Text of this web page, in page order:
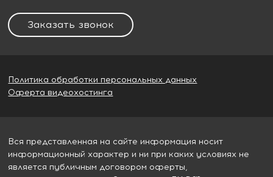
Заказать звонок
Политика обработки персональных данных
Оферта видеохостинга
Вся представленная на сайте информация носит
информационный характер и ни при каких условиях не
является публичным договором оферты,